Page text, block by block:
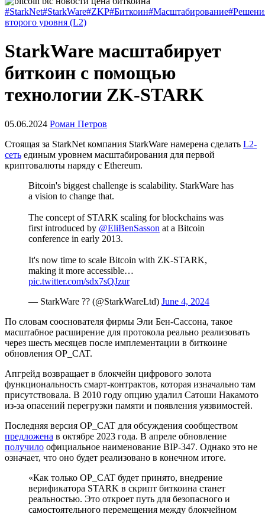
#StarkNet#StarkWare#ZKP#Биткоин#Масштабирование
второго уровня (L2)
StarkWare масштабирует
биткоин с помощью
технологии ZK-STARK
05.06.2024 Роман Петров
Стоящая за StarkNet компания StarkWare намерена сделать L2-
сеть единым уровнем масштабирования для первой
криптовалюты наряду с Ethereum.
Bitcoin's biggest challenge is scalability. StarkWare has
a vision to change that.
The concept of STARK scaling for blockchains was
first introduced by @EliBenSasson at a Bitcoin
conference in early 2013.
It's now time to scale Bitcoin with ZK-STARK,
making it more accessible…
pic.twitter.com/sdx7sQJzur
— StarkWare ?? (@StarkWareLtd) June 4, 2024
По словам сооснователя фирмы Эли Бен-Сассона, такое
масштабное расширение для протокола реально реализовать
через шесть месяцев после имплементации в биткоине
обновления OP_CAT.
Апгрейд возвращает в блокчейн цифрового золота
функциональность смарт-контрактов, которая изначально там
присутствовала. В 2010 году опцию удалил Сатоши Накамото
из-за опасений перегрузки памяти и появления уязвимостей.
Последняя версия OP_CAT для обсуждения сообществом
предложена в октябре 2023 года. В апреле обновление
получило официальное наименование BIP-347. Однако это не
означает, что оно будет реализовано в конечном итоге.
«Как только OP_CAT будет принято, внедрение
верификатора STARK в скрипт биткоина станет
реальностью. Это откроет путь для безопасного и
самостоятельного перемещения между блокчейном